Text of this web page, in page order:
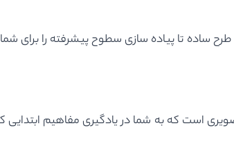
طرح ساده تا پیاده سازی سطوح پیشرفته را برای
است که به شما در یادگیری مفاهیم